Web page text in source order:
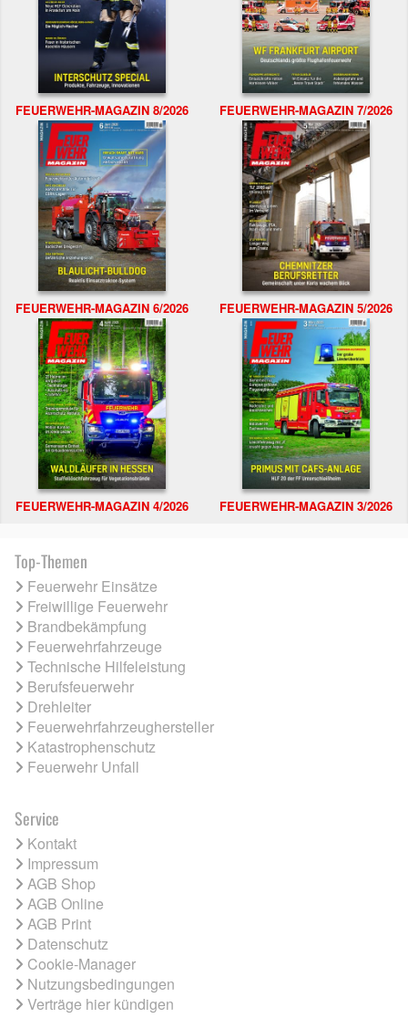
FEUERWEHR-MAGAZIN 8/2026 FEUERWEHR-MAGAZIN 7/2026
FEUERWEHR-MAGAZIN 6/2026 FEUERWEHR-MAGAZIN 5/2026
FEUERWEHR-MAGAZIN 4/2026 FEUERWEHR-MAGAZIN 3/2026
Top-Themen
Feuerwehr Einsätze
Freiwillige Feuerwehr
Brandbekämpfung
Feuerwehrfahrzeuge
Technische Hilfeleistung
Berufsfeuerwehr
Drehleiter
Feuerwehrfahrzeughersteller
Katastrophenschutz
Feuerwehr Unfall
Service
Kontakt
Impressum
AGB Shop
AGB Online
AGB Print
Datenschutz
Cookie-Manager
Nutzungsbedingungen
Verträge hier kündigen